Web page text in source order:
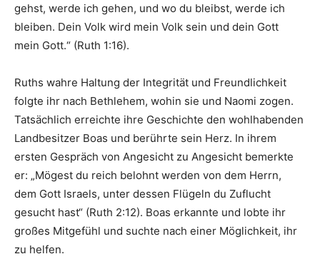
gehst, werde ich gehen, und wo du bleibst, werde ich
bleiben. Dein Volk wird mein Volk sein und dein Gott
mein Gott.“ (Ruth 1:16).
Ruths wahre Haltung der Integrität und Freundlichkeit
folgte ihr nach Bethlehem, wohin sie und Naomi zogen.
Tatsächlich erreichte ihre Geschichte den wohlhabenden
Landbesitzer Boas und berührte sein Herz. In ihrem
ersten Gespräch von Angesicht zu Angesicht bemerkte
er: „Mögest du reich belohnt werden von dem Herrn,
dem Gott Israels, unter dessen Flügeln du Zuflucht
gesucht hast“ (Ruth 2:12). Boas erkannte und lobte ihr
großes Mitgefühl und suchte nach einer Möglichkeit, ihr
zu helfen.